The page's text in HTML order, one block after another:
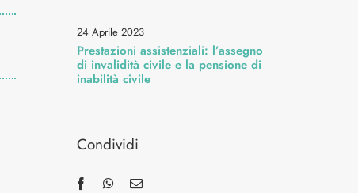
24 Aprile 2023
Prestazioni assistenziali: l’assegno
di invalidità civile e la pensione di
inabilità civile
Condividi